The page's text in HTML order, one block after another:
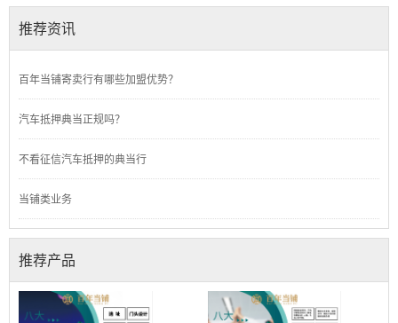
推荐资讯
百年当铺寄卖行有哪些加盟优势？
汽车抵押典当正规吗？
不看征信汽车抵押的典当行
当铺类业务
推荐产品